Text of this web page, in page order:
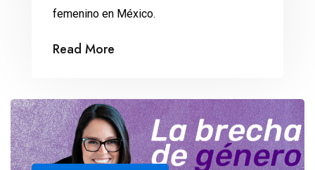
femenino en México.
Read More